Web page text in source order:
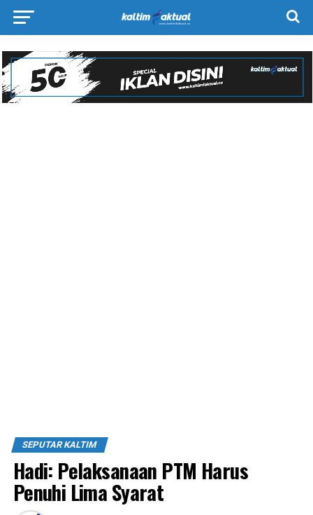
SEPUTAR KALTIM
Hadi: Pelaksanaan PTM Harus
Penuhi Lima Syarat